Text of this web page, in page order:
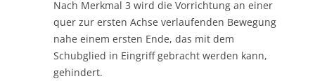
Nach Merkmal 3 wird die Vorrichtung an einer
quer zur ersten Achse verlaufenden Bewegung
nahe einem ersten Ende, das mit dem
Schubglied in Eingriff gebracht werden kann,
gehindert.